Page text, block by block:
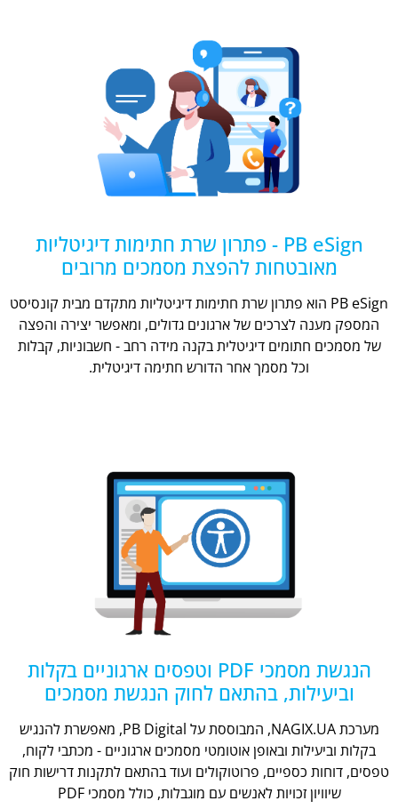
PB eSign - פתרון שרת חתימות דיגיטליות
מאובטחות להפצת מסמכים מרובים
PB eSign הוא פתרון שרת חתימות דיגיטליות מתקדם מבית קונסיסט
המספק מענה לצרכים של ארגונים גדולים, ומאפשר יצירה והפצה
של מסמכים חתומים דיגיטלית בקנה מידה רחב - חשבוניות, קבלות
וכל מסמך אחר הדורש חתימה דיגיטלית.
הנגשת מסמכי PDF וטפסים ארגוניים בקלות
וביעילות, בהתאם לחוק הנגשת מסמכים
מערכת NAGIX.UA, המבוססת על PB Digital, מאפשרת להנגיש
בקלות וביעילות ובאופן אוטומטי מסמכים ארגוניים - מכתבי לקוח,
טפסים, דוחות כספיים, פרוטוקולים ועוד בהתאם לתקנות דרישות חוק
שיוויון זכויות לאנשים עם מוגבלות, כולל מסמכי PDF